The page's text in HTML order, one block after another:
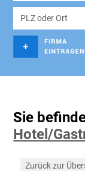
Sie
Hotel/
Zurück zur